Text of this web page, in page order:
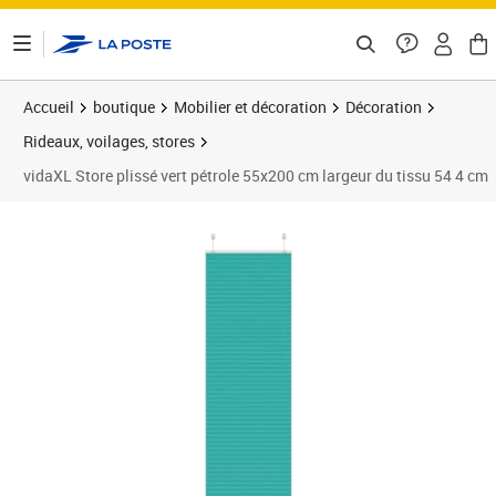
Accueil boutique Mobilier et décoration
Décoration
Rideaux, voilages, stores
vidaXL Store plissé vert pétrole 55x200 cm largeur du tissu 54 4 cm